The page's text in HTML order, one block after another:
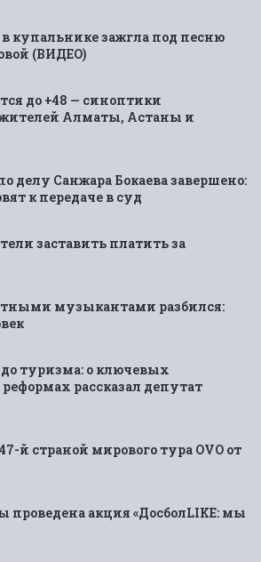
купальнике зажгла под песню
(ВИДЕО)
до +48 — синоптики
Алматы, Астаны и
делу Санжара Бокаева завершено:
к передаче в суд
заставить платить за
музыкантами разбился:
туризма: о ключевых
рассказал депутат
й страной мирового тура OVO от
проведена акция «ДосболLIKE: мы